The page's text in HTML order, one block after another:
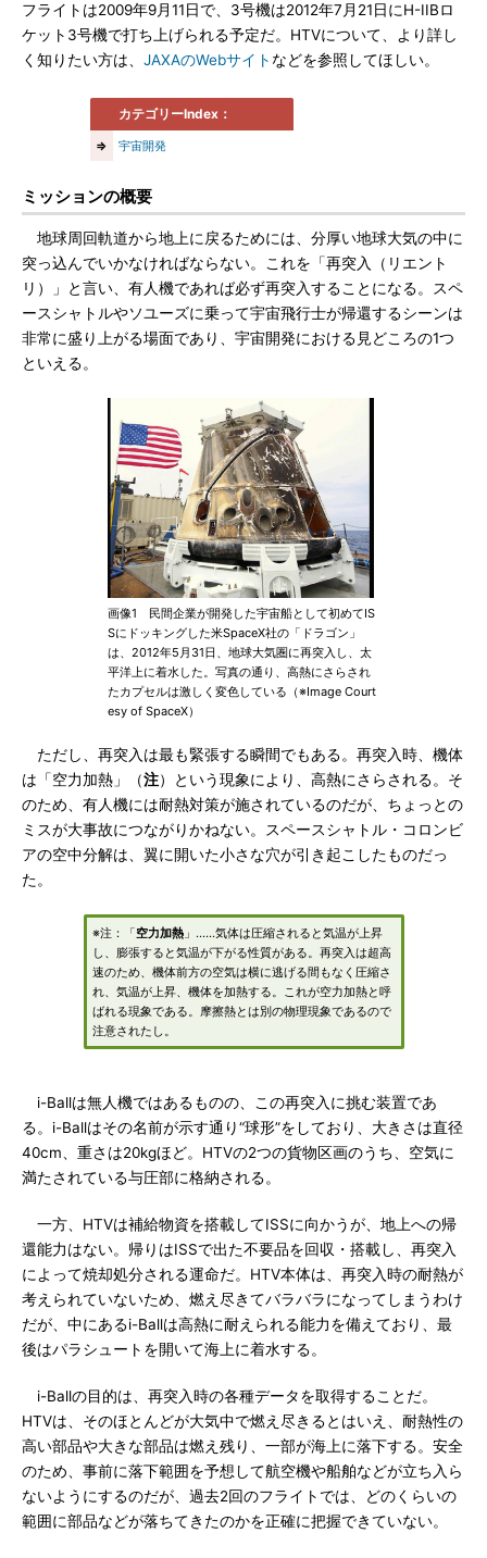
フライトは2009年9月11日で、3号機は2012年7月21日にH-IIBロ
ケット3号機で打ち上げられる予定だ。HTVについて、より詳し
く知りたい方は、 JAXAのWebサイト などを参照してほしい。
カテゴリーIndex：
⇒ 宇宙開発
ミッションの概要
地球周回軌道から地上に戻るためには、分厚い地球大気の中に
突っ込んでいかなければならない。これを「再突入（リエント
リ）」と言い、有人機であれば必ず再突入することになる。スペ
ースシャトルやソユーズに乗って宇宙飛行士が帰還するシーンは
非常に盛り上がる場面であり、宇宙開発における見どころの1つ
といえる。
画像1 民間企業が開発した宇宙船として初めてIS
Sにドッキングした米SpaceX社の「ドラゴン」
は、2012年5月31日、地球大気圏に再突入し、太
平洋上に着水した。写真の通り、高熱にさらされ
たカプセルは激しく変色している（※Image Court
esy of SpaceX）
ただし、再突入は最も緊張する瞬間でもある。再突入時、機体
は「空力加熱」（注）という現象により、高熱にさらされる。そ
のため、有人機には耐熱対策が施されているのだが、ちょっとの
ミスが大事故につながりかねない。スペースシャトル・コロンビ
アの空中分解は、翼に開いた小さな穴が引き起こしたものだっ
た。
※注：「空力加熱」……気体は圧縮されると気温が上昇
し、膨張すると気温が下がる性質がある。再突入は超高
速のため、機体前方の空気は横に逃げる間もなく圧縮さ
れ、気温が上昇、機体を加熱する。これが空力加熱と呼
ばれる現象である。摩擦熱とは別の物理現象であるので
注意されたし。
i-Ballは無人機ではあるものの、この再突入に挑む装置であ
る。i-Ballはその名前が示す通り“球形”をしており、大きさは直径
40cm、重さは20kgほど。HTVの2つの貨物区画のうち、空気に
満たされている与圧部に格納される。
一方、HTVは補給物資を搭載してISSに向かうが、地上への帰
還能力はない。帰りはISSで出た不要品を回収・搭載し、再突入
によって焼却処分される運命だ。HTV本体は、再突入時の耐熱が
考えられていないため、燃え尽きてバラバラになってしまうわけ
だが、中にあるi-Ballは高熱に耐えられる能力を備えており、最
後はパラシュートを開いて海上に着水する。
i-Ballの目的は、再突入時の各種データを取得することだ。
HTVは、そのほとんどが大気中で燃え尽きるとはいえ、耐熱性の
高い部品や大きな部品は燃え残り、一部が海上に落下する。安全
のため、事前に落下範囲を予想して航空機や船舶などが立ち入ら
ないようにするのだが、過去2回のフライトでは、どのくらいの
範囲に部品などが落ちてきたのかを正確に把握できていない。